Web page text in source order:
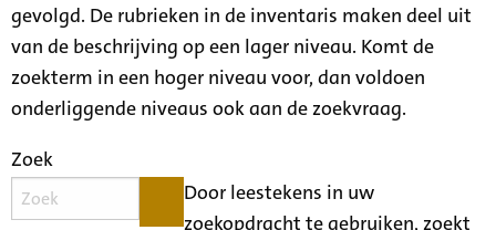
gevolgd. De rubrieken in de inventaris maken deel uit
van de beschrijving op een lager niveau. Komt de
zoekterm in een hoger niveau voor, dan voldoen
onderliggende niveaus ook aan de zoekvraag.
Zoek
Door leestekens in uw
zoekopdracht te gebruiken, zoekt